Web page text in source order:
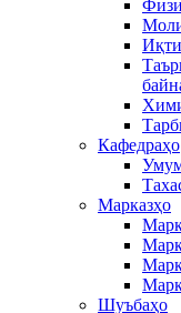
Кафедраҳо
Марказҳо
Шуъбаҳо